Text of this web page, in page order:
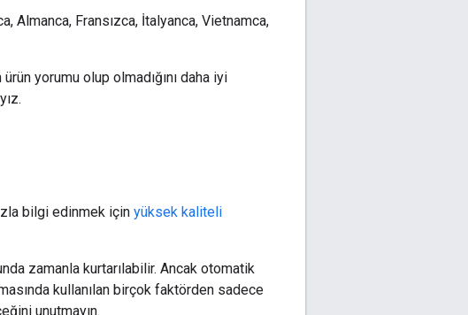
Fransızca, İtalyanca, Vietnamca,
yorumu olup olmadığını daha iyi
bilgi edinmek için yüksek kaliteli
zamanla kurtarılabilir. Ancak otomatik
kullanılan birçok faktörden sadece
unutmayın.